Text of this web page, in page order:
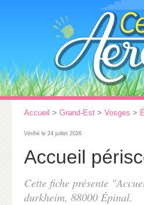
Accueil > Grand-Est > Vosges >
Vérifié le 24 juillet 2026
Accueil
Cette fiche présente
durkheim, 88000 Épinal.